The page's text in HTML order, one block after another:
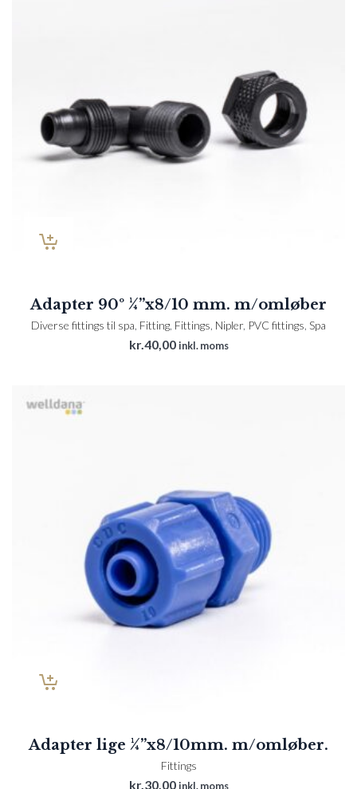
Adapter 90º ¼”x8/10 mm. m/omløber
Diverse fittings til spa Fitting Fittings Nipler, PVC fittings Spa
kr.40,00 inkl. moms
Adapter lige ¼”x8/10mm. m/omløber.
Fittings
kr.30,00 inkl. moms